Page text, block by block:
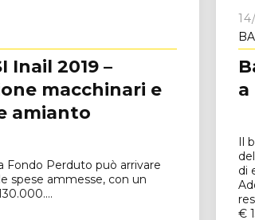
Inail 2019 –
macchinari e
amianto
Fondo Perduto può arrivare
spese ammesse, con un
a
Il
di
€